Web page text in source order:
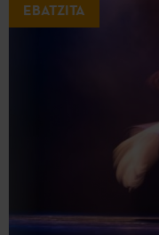
EBATZITA